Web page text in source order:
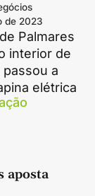
de 2023
Palmares
interior de
passou a
elétrica
aposta